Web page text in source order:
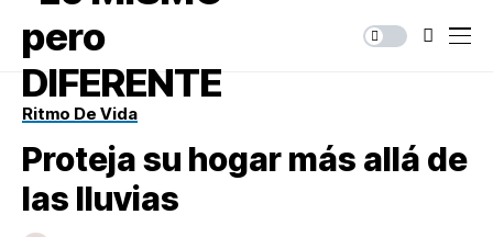
Ritmo De Vida
Proteja su hogar más allá de
las lluviasRain Gutter Cleaning from Leaves in Autumn with